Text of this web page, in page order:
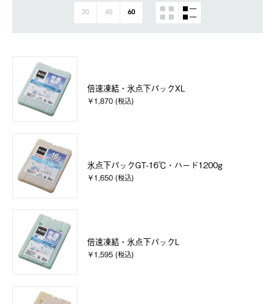
20 40 60
倍速凍結・氷点下パックXL
￥1,870 (税込)
氷点下パックGT-16℃・ハード1200g
￥1,650 (税込)
倍速凍結・氷点下パックL
￥1,595 (税込)